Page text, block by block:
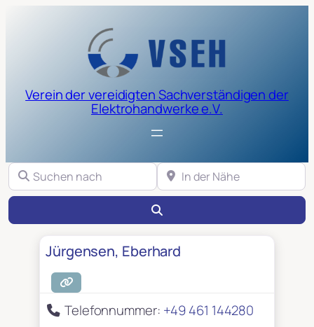
Verein der vereidigten Sachverständigen der
Elektrohandwerke e.V.
Suchen nach In der Nähe
Jürgensen, Eberhard
Telefonnummer: +49 461 144280